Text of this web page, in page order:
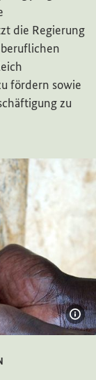
die Regierung
fördern sowie
zu